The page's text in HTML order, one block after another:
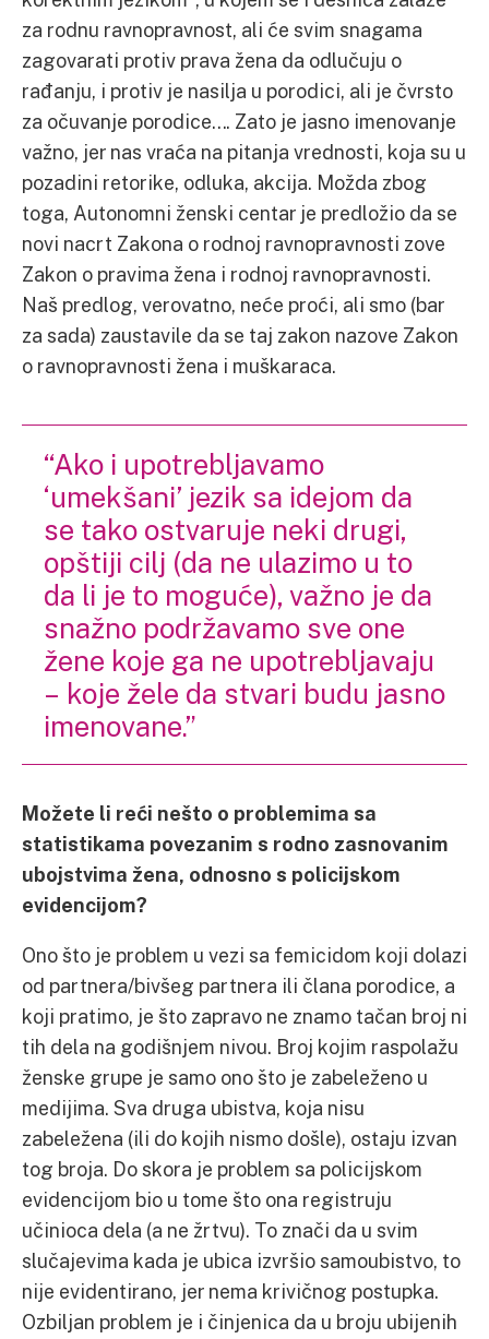
za rodnu ravnopravnost, ali će svim snagama
zagovarati protiv prava žena da odlučuju o
rađanju, i protiv je nasilja u porodici, ali je čvrsto
za očuvanje porodice…. Zato je jasno imenovanje
važno, jer nas vraća na pitanja vrednosti, koja su u
pozadini retorike, odluka, akcija. Možda zbog
toga, Autonomni ženski centar je predložio da se
novi nacrt Zakona o rodnoj ravnopravnosti zove
Zakon o pravima žena i rodnoj ravnopravnosti.
Naš predlog, verovatno, neće proći, ali smo (bar
za sada) zaustavile da se taj zakon nazove Zakon
o ravnopravnosti žena i muškaraca.
“Ako i upotrebljavamo
‘umekšani’ jezik sa idejom da
se tako ostvaruje neki drugi,
opštiji cilj (da ne ulazimo u to
da li je to moguće), važno je da
snažno podržavamo sve one
žene koje ga ne upotrebljavaju
– koje žele da stvari budu jasno
imenovane.”
Možete li reći nešto o problemima sa
statistikama povezanim s rodno zasnovanim
ubojstvima žena, odnosno s policijskom
evidencijom?
Ono što je problem u vezi sa femicidom koji dolazi
od partnera/bivšeg partnera ili člana porodice, a
koji pratimo, je što zapravo ne znamo tačan broj ni
tih dela na godišnjem nivou. Broj kojim raspolažu
ženske grupe je samo ono što je zabeleženo u
medijima. Sva druga ubistva, koja nisu
zabeležena (ili do kojih nismo došle), ostaju izvan
tog broja. Do skora je problem sa policijskom
evidencijom bio u tome što ona registruju
učinioca dela (a ne žrtvu). To znači da u svim
slučajevima kada je ubica izvršio samoubistvo, to
nije evidentirano, jer nema krivičnog postupka.
Ozbiljan problem je i činjenica da u broju ubijenih